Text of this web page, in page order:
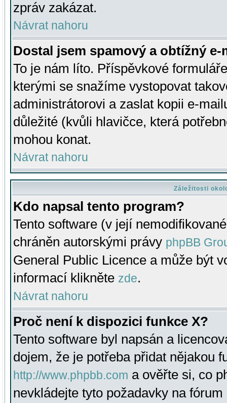
zpráv zakázat.
Návrat nahoru
Dostal jsem spamový a obtížný
To je nám líto. Příspěvkové
kterými se snažíme vystopovat
administrátorovi a zaslat kopii e-
důležité (kvůli hlavičce, která
mohou konat.
Návrat nahoru
Záležitosti
Kdo napsal tento program?
Tento software (v její
chráněn autorskými právy phpBB
General Public Licence a může být
informací klikněte zde.
Návrat nahoru
Proč není k dispozici funkce X?
Tento software byl napsán a
dojem, že je potřeba přidat nějakou
http://www.phpbb.com a ověřte si, co
nevkládejte tyto požadavky na